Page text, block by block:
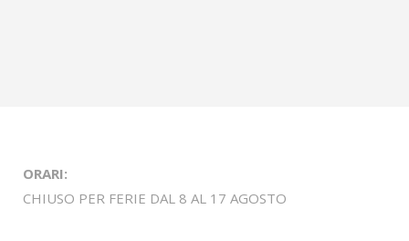
ORARI:
CHIUSO PER FERIE DAL 8 AL 17 AGOSTO